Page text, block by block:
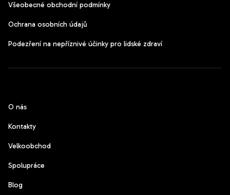
Všeobecné obchodní podmínky
Ochrana osobních údajů
Podezření na nepříznivé účinky pro lidské zdraví
O nás
Kontakty
Velkoobchod
Spolupráce
Blog